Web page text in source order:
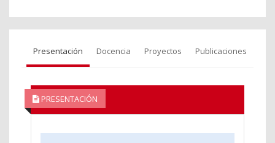
Presentación Docencia Proyectos Publicaciones
PRESENTACIÓN